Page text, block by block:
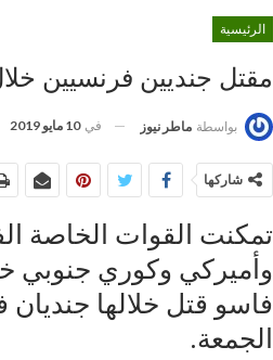
الرئيسية
مقتل جنديين فرنسيين
بواسطة ماطر نيوز في 10 مايو 2019
شاركها
تمكنت القوات الخاصة
وأميركي وكوري جنوبي
فاسو قتل خلالها
الجمعة.